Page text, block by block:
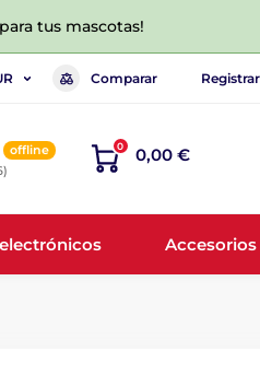
tus mascotas!
Comparar
offline 0 0,00 €
Accesorios